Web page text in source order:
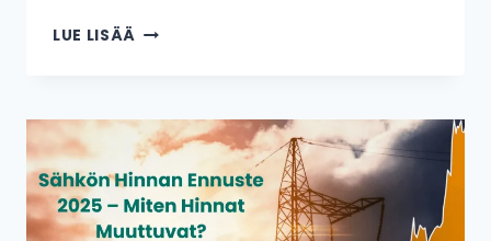
LUE LISÄÄ MITEN
ENERGIANKULUTUKSEN
SEURANNASTA